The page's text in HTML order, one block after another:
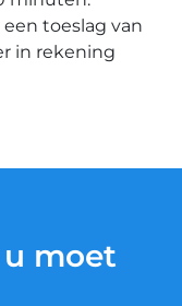
toeslag van
in rekening
moet